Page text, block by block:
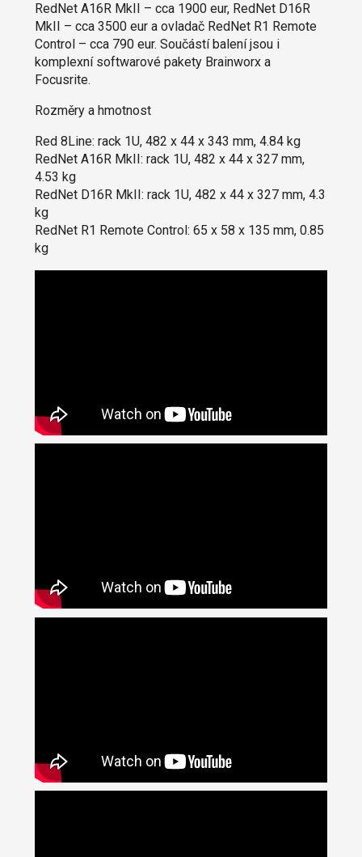
RedNet A16R MkII – cca 1900 eur, RedNet D16R
MkII – cca 3500 eur a ovladač RedNet R1 Remote
Control – cca 790 eur. Součástí balení jsou i
komplexní softwarové pakety Brainworx a
Focusrite.
Rozměry a hmotnost
Red 8Line: rack 1U, 482 x 44 x 343 mm, 4.84 kg
RedNet A16R MkII: rack 1U, 482 x 44 x 327 mm,
4.53 kg
RedNet D16R MkII: rack 1U, 482 x 44 x 327 mm, 4.3
kg
RedNet R1 Remote Control: 65 x 58 x 135 mm, 0.85
kg